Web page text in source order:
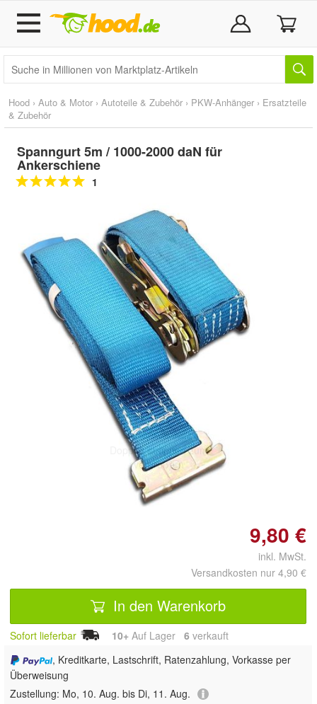
Hood › Auto & Motor › Autoteile & Zubehör › PKW-Anhänger › Ersatzteile
& Zubehör
Spanngurt 5m / 1000-2000 daN für
Ankerschiene
1
Doppelt antippen zum
vergrößern
9,80 €
inkl. MwSt.
Versandkosten nur 4,90 €
In den Warenkorb
Sofort lieferbar 10+ Auf Lager 6 verkauft
, Kreditkarte, Lastschrift, Ratenzahlung, Vorkasse per
Überweisung
Zustellung: Mo, 10. Aug. bis Di, 11. Aug.